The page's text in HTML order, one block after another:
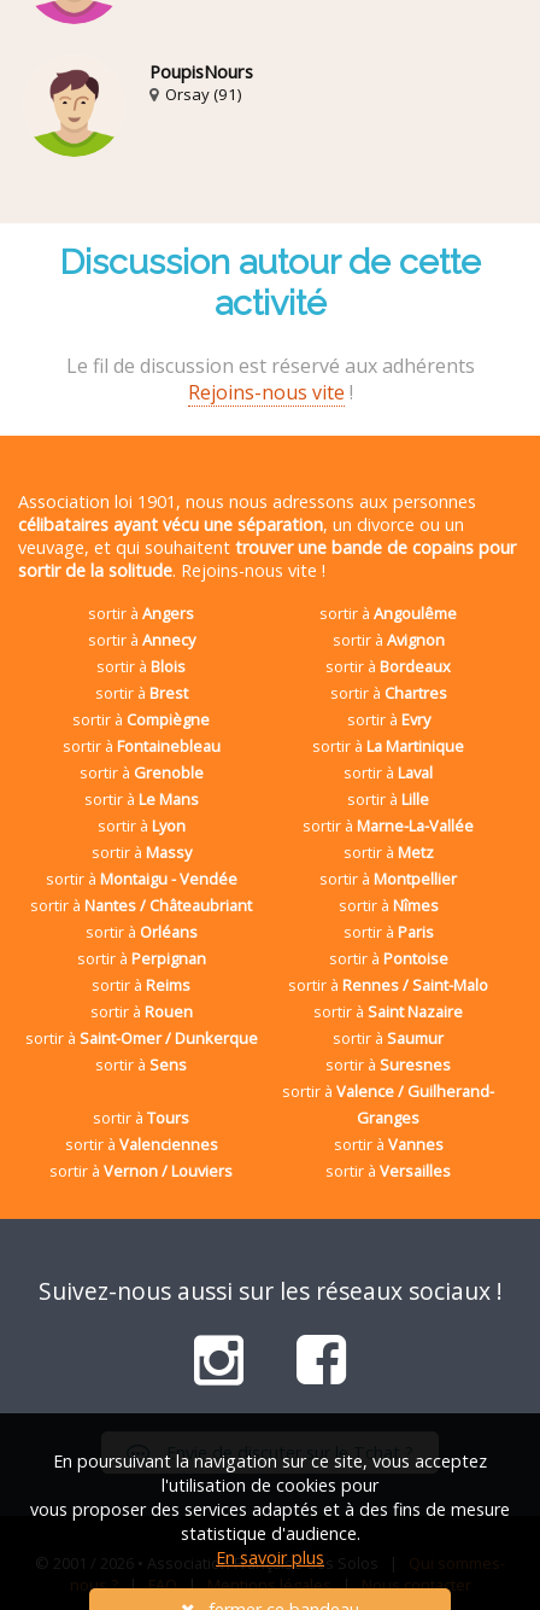
PoupisNours
Orsay (91)
Discussion autour de cette
activité
Le fil de discussion est réservé aux adhérents
Rejoins-nous vite !
Association loi 1901, nous nous adressons aux personnes
célibataires ayant vécu une séparation, un divorce ou un
veuvage, et qui souhaitent trouver une bande de copains pour
sortir de la solitude. Rejoins-nous vite !
sortir àAngers sortir àAngoulême
sortir à Annecy sortir à Avignon
sortir àBlois sortir àBordeaux
sortir à Brest sortir à Chartres
sortir à Compiègne sortir à Evry
sortir à Fontainebleau sortir àLa Martinique
sortir à Grenoble sortir àLaval
sortir à Le Mans sortir àLille
sortir à Lyon sortir àMarne-La-Vallée
sortir à Massy sortir à Metz
sortir à Montaigu - Vendée sortir àMontpellier
sortir àNantes / Châteaubriant sortir à Nîmes
sortir à Orléans sortir à Paris
sortir à Perpignan sortir à Pontoise
sortir àReims sortir àRennes / Saint-Malo
sortir à Rouen sortir àSaint Nazaire
sortir à Saint-Omer / Dunkerque sortir àSaumur
sortir àSens sortir àSuresnes
sortir àTours
sortir àValence / Guilherand-
Granges
sortir à Valenciennes sortir à Vannes
sortir àVernon / Louviers sortir àVersailles
Suivez-nous aussi sur les réseaux sociaux !
Envie de discuter sur le Tchat ?
© 2001 / 2026 • Association Française des Solos | Qui sommes-
nous ?|FAQ|Mentions légales|Nous contacter
En poursuivant la navigation sur ce site, vous acceptez
l'utilisation de cookies pour
vous proposer des services adaptés et à des fins de mesure
statistique d'audience.
En savoir plus